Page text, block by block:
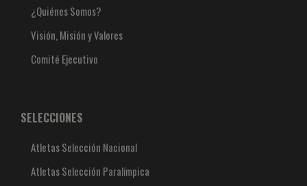
¿Quiénes Somos?
Visión, Misión y Valores
Comité Ejecutivo
SELECCIONES
Atletas Selección Nacional
Atletas Selección Paralímpica